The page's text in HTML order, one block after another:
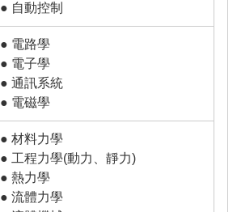
● 自動控制
● 電路學
● 電子學
● 通訊系統
● 電磁學
● 材料力學
● 工程力學(動力、靜力)
● 熱力學
● 流體力學